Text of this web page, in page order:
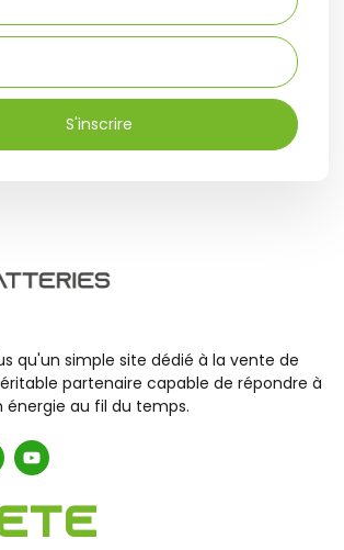
S'inscrire
qu'un simple site dédié à la vente de
partenaire capable de répondre à
énergie au fil du temps.